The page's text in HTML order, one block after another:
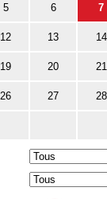
5 6 7
12 13 14
19 20 21
26 27 28